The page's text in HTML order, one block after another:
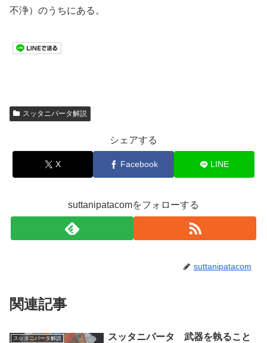
不浄）のうちにある。
スッタニパータ解説
シェアする
X Facebook LINE
suttanipatacomをフォローする
suttanipatacom
関連記事
スッタニパータ解説
スッタニパータ 武器を執ること